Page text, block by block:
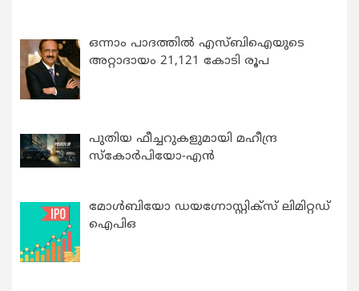
ഒന്നാം പാദത്തിൽ എസ്ബിഐയുടെ
അറ്റാദായം 21,121 കോടി രൂപ
പുതിയ ഫീച്ചറുകളുമായി മഹീന്ദ്ര
സ്കോർപിയോ-എൻ
മോൾബിയോ ഡയഗ്നോസ്റ്റിക്സ് ലിമിറ്റഡ്
ഐപിഒ